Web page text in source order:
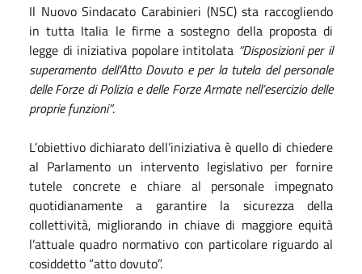
​Il Nuovo Sindacato Carabinieri (NSC) sta raccogliendo
in tutta Italia le firme a sostegno della proposta di
legge di iniziativa popolare intitolata “Disposizioni per il
superamento dell’Atto Dovuto e per la tutela del personale
delle Forze di Polizia e delle Forze Armate nell’esercizio delle
proprie funzioni”.
L’obiettivo dichiarato dell’iniziativa è quello di chiedere
al Parlamento un intervento legislativo per fornire
tutele concrete e chiare al personale impegnato
quotidianamente a garantire la sicurezza della
collettività, migliorando in chiave di maggiore equità
l’attuale quadro normativo con particolare riguardo al
cosiddetto “atto dovuto”.